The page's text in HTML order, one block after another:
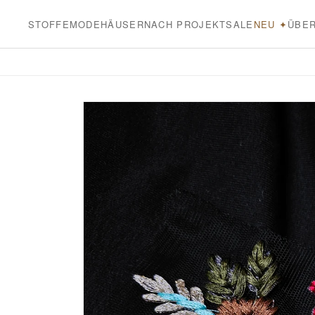
Inhalt
STOFFEMODEHÄUSERNACH PROJEKTSALE NEU ✦
Zu
Produktinformationen